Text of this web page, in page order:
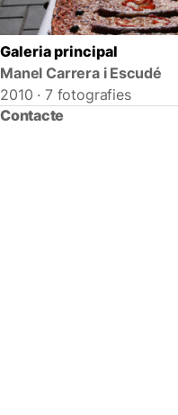
Galeria principal
Manel Carrera i Escudé
2010 · 7 fotografies
Contacte